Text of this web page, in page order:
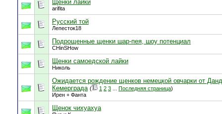
Щенки лайки
arifita
Русский той
Лепесток18
Подрощенные щенки шар-пея, шоу потенциал
CHinSHow
Щенки самоедской лайки
Николь
Ожидается рождение щенков немецкой овчарки от
Кемерграда ( 1 2 3 Последняя страница)
Ирен + Фанта
Щенок чихуахуа